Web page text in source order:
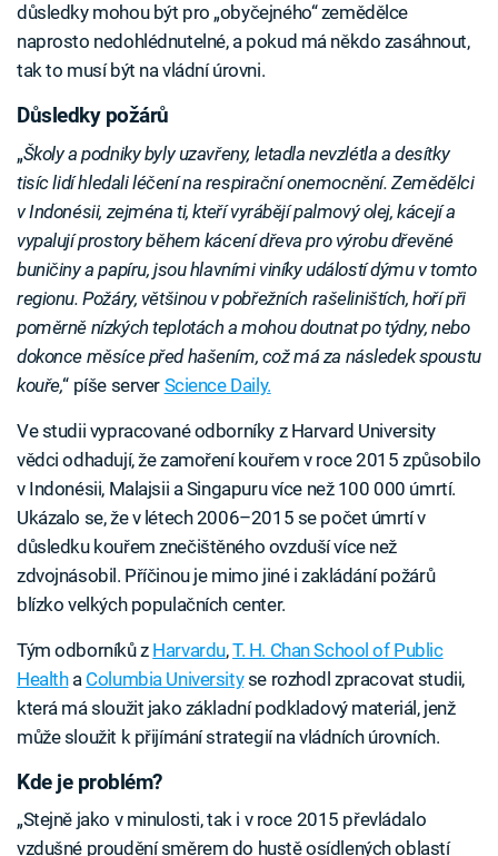
důsledky mohou být pro „obyčejného“ zemědělce
naprosto nedohlédnutelné, a pokud má někdo zasáhnout,
tak to musí být na vládní úrovni.
Důsledky požárů
„Školy a podniky byly uzavřeny, letadla nevzlétla a desítky
tisíc lidí hledali léčení na respirační onemocnění. Zemědělci
v Indonésii, zejména ti, kteří vyrábějí palmový olej, kácejí a
vypalují prostory během kácení dřeva pro výrobu dřevěné
buničiny a papíru, jsou hlavními viníky událostí dýmu v tomto
regionu. Požáry, většinou v pobřežních rašeliništích, hoří při
poměrně nízkých teplotách a mohou doutnat po týdny, nebo
dokonce měsíce před hašením, což má za následek spoustu
kouře,“ píše server Science Daily.
Ve studii vypracované odborníky z Harvard University
vědci odhadují, že zamoření kouřem v roce 2015 způsobilo
v Indonésii, Malajsii a Singapuru více než 100 000 úmrtí.
Ukázalo se, že v létech 2006–2015 se počet úmrtí v
důsledku kouřem znečištěného ovzduší více než
zdvojnásobil. Příčinou je mimo jiné i zakládání požárů
blízko velkých populačních center.
Tým odborníků z Harvardu,T. H. Chan School of Public
Healtha Columbia Universityse rozhodl zpracovat studii,
která má sloužit jako základní podkladový materiál, jenž
může sloužit k přijímání strategií na vládních úrovních.
Kde je problém?
„Stejně jako v minulosti, tak i v roce 2015 převládalo
vzdušné proudění směrem do hustě osídlených oblastí